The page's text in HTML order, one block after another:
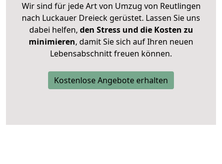
Wir sind für jede Art von Umzug von Reutlingen
nach Luckauer Dreieck gerüstet. Lassen Sie uns
dabei helfen, den Stress und die Kosten zu
minimieren, damit Sie sich auf Ihren neuen
Lebensabschnitt freuen können.
Kostenlose Angebote erhalten